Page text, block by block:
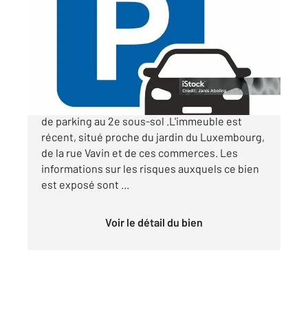
Parking à vendre
25 000 €
75006 PARIS - rue Joseph Bara Emplacement
de parking au 2e sous-sol .L'immeuble est
récent, situé proche du jardin du Luxembourg,
de la rue Vavin et de ces commerces. Les
informations sur les risques auxquels ce bien
est exposé sont ...
Voir le détail du bien